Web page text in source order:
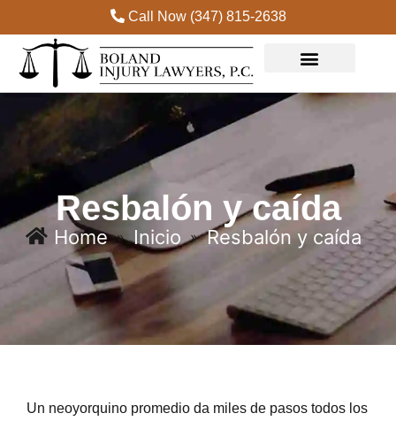
Call Now (347) 815-2638
Resbalón y caída
Home » Inicio » Resbalón y caída
Un neoyorquino promedio da miles de pasos todos los